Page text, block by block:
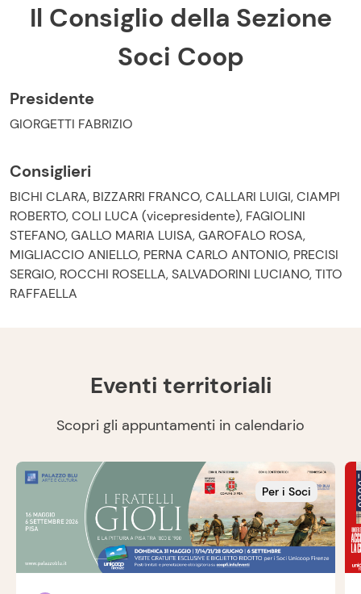
Il Consiglio della Sezione
Soci Coop
Presidente
GIORGETTI FABRIZIO
Consiglieri
BICHI CLARA, BIZZARRI FRANCO, CALLARI LUIGI, CIAMPI
ROBERTO, COLI LUCA (vicepresidente), FAGIOLINI
STEFANO, GALLO MARIA LUISA, GAROFALO ROSA,
MIGLIACCIO ANIELLO, PERNA CARLO ANTONIO, PRECISI
SERGIO, ROCCHI ROSELLA, SALVADORINI LUCIANO, TITO
RAFFAELLA
Eventi territoriali
Scopri gli appuntamenti in calendario
Per i Soci